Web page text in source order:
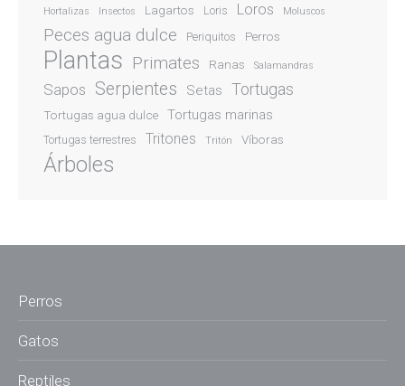
Hortalizas Insectos Lagartos Loris Loros Moluscos
Peces agua dulce Periquitos Perros
Plantas Primates Ranas Salamandras
Sapos Serpientes Setas Tortugas
Tortugas agua dulce Tortugas marinas
Tortugas terrestres Tritones Tritón Víboras
Árboles
Perros
Gatos
Reptiles